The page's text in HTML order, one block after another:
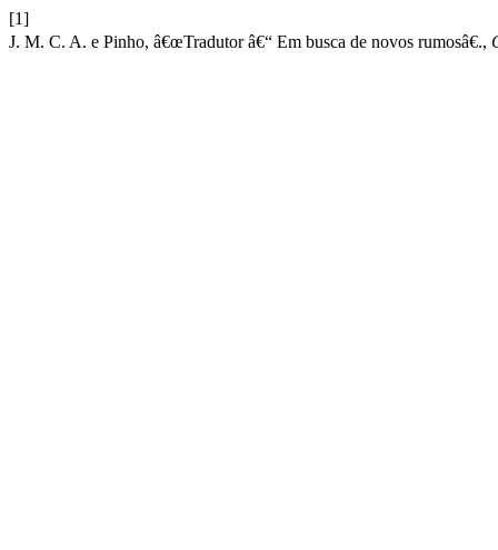
[1]
J. M. C. A. e Pinho, â€œTradutor â€“ Em busca de novos rumosâ€.,